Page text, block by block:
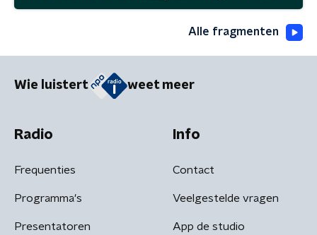
Alle fragmenten
Wie luistert weet meer
Radio
Frequenties
Programma's
Presentatoren
Info
Contact
Veelgestelde vragen
App de studio